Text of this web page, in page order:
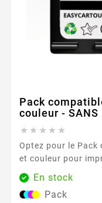
Pack
couleur - SANS
    
Optez pour le Pack compatible avec HP 302 XL noir
et couleur pour imprimer sereinement tous vos
documents du
acceptant la référence HP 302 , ce duo
cartouche noire et une cartouche couleur au format
En stock
Pack